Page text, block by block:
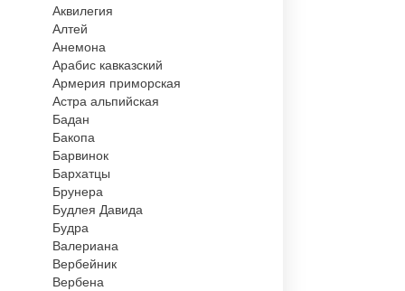
Аквилегия
Алтей
Анемона
Арабис кавказский
Армерия приморская
Астра альпийская
Бадан
Бакопа
Барвинок
Бархатцы
Брунера
Будлея Давида
Будра
Валериана
Вербейник
Вербена